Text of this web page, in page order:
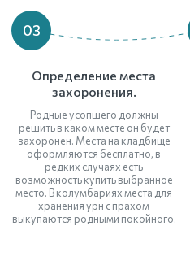
03
Определение места
захоронения.
Родные усопшего должны
решить в каком месте он будет
захоронен. Места на кладбище
оформляются бесплатно, в
редких случаях есть
возможность купить выбранное
место. В колумбариях места для
хранения урн с прахом
выкупаются родными покойного.